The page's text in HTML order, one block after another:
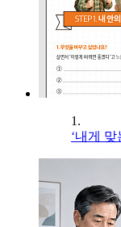
1.
‘내게